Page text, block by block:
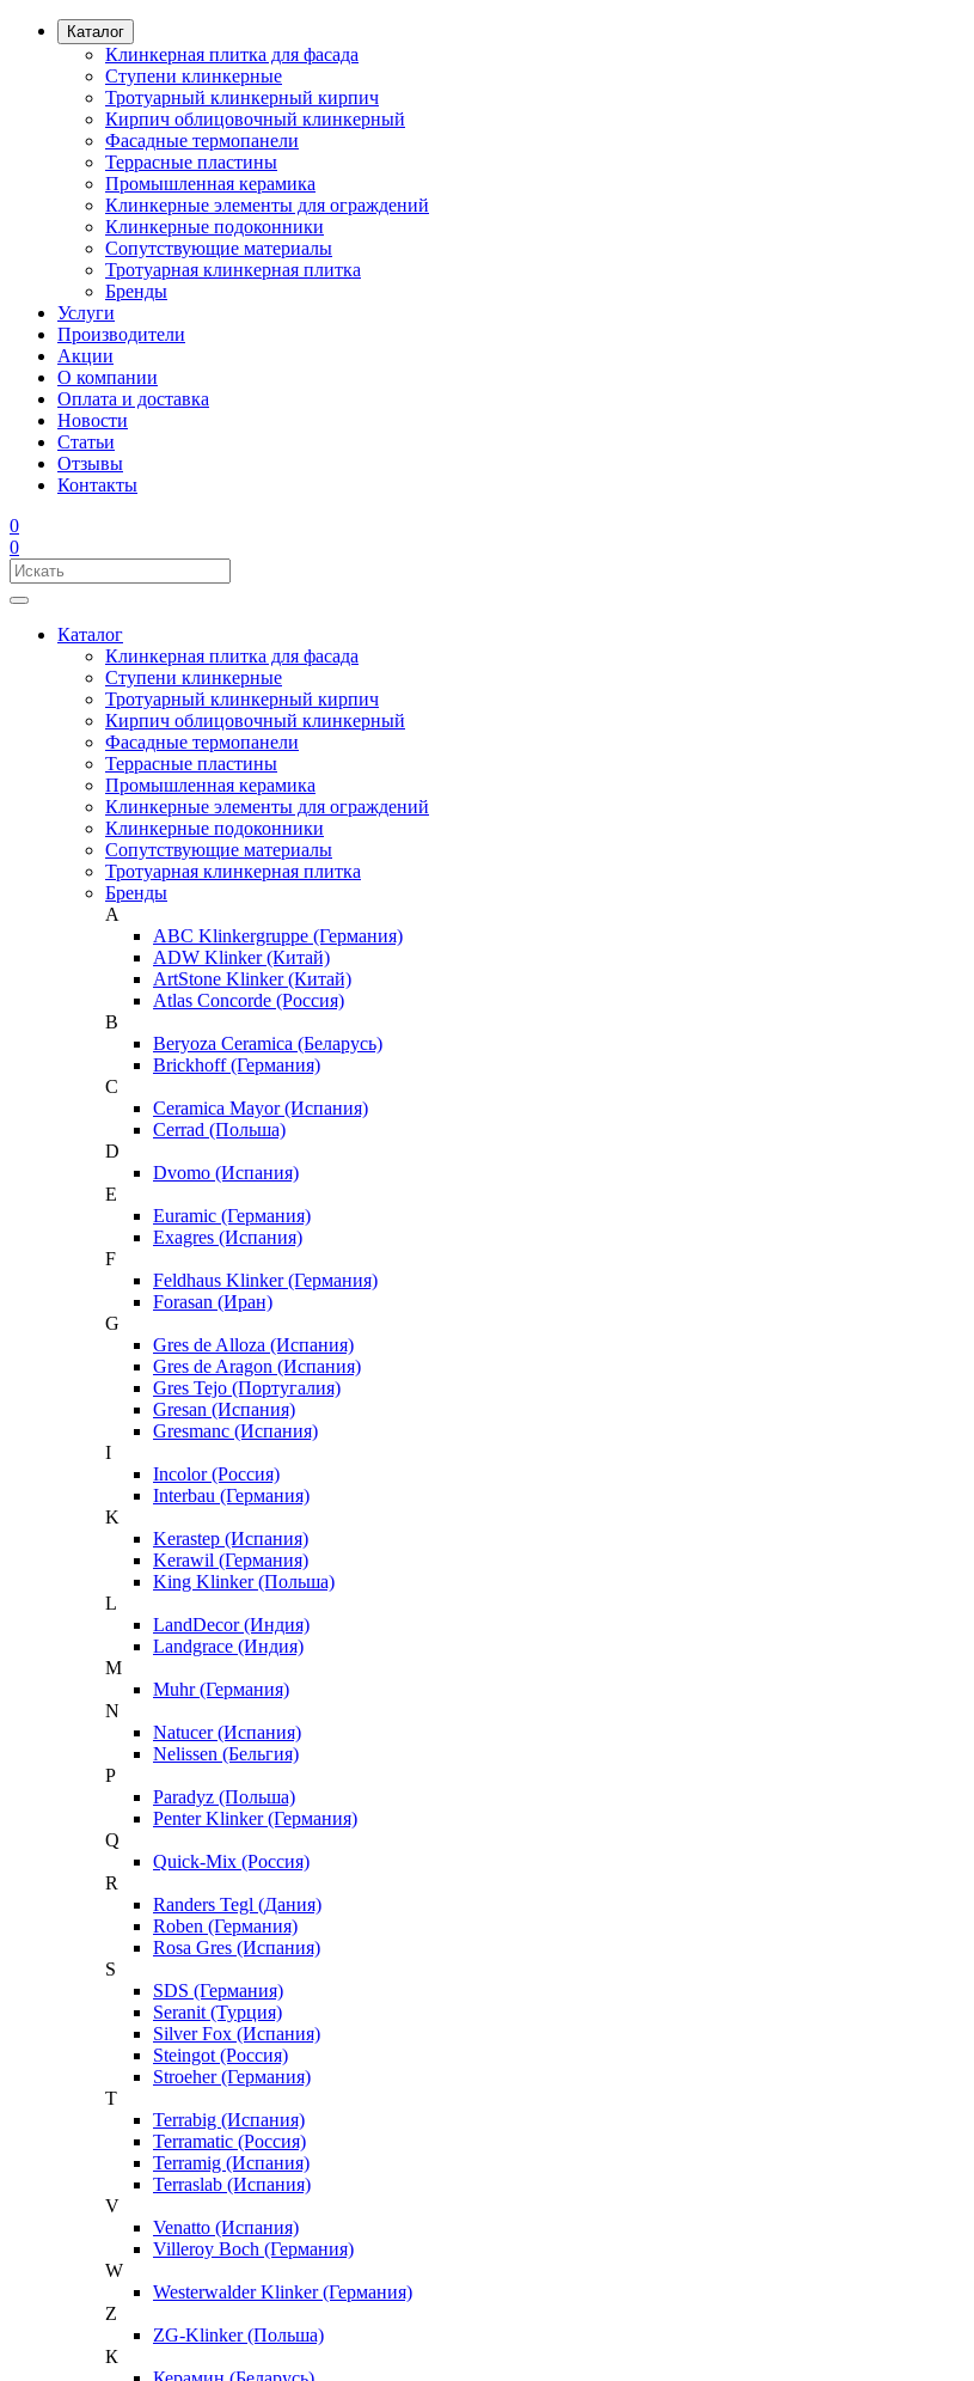
Каталог
Клинкерная плитка для фасада
Ступени клинкерные
Тротуарный клинкерный кирпич
Кирпич облицовочный клинкерный
Фасадные термопанели
Террасные пластины
Промышленная керамика
Клинкерные элементы для ограждений
Клинкерные подоконники
Сопутствующие материалы
Тротуарная клинкерная плитка
Бренды
Услуги
Производители
Акции
О компании
Оплата и доставка
Новости
Статьи
Отзывы
Контакты
0
0
Каталог
Клинкерная плитка для фасада
Ступени клинкерные
Тротуарный клинкерный кирпич
Кирпич облицовочный клинкерный
Фасадные термопанели
Террасные пластины
Промышленная керамика
Клинкерные элементы для ограждений
Клинкерные подоконники
Сопутствующие материалы
Тротуарная клинкерная плитка
Бренды
A
ABC Klinkergruppe (Германия)
ADW Klinker (Китай)
ArtStone Klinker (Китай)
Atlas Concorde (Россия)
B
Beryoza Ceramica (Беларусь)
Brickhoff (Германия)
C
Ceramica Mayor (Испания)
Cerrad (Польша)
D
Dvomo (Испания)
E
Euramic (Германия)
Exagres (Испания)
F
Feldhaus Klinker (Германия)
Forasan (Иран)
G
Gres de Alloza (Испания)
Gres de Aragon (Испания)
Gres Tejo (Португалия)
Gresan (Испания)
Gresmanc (Испания)
I
Incolor (Россия)
Interbau (Германия)
K
Kerastep (Испания)
Kerawil (Германия)
King Klinker (Польша)
L
LandDecor (Индия)
Landgrace (Индия)
M
Muhr (Германия)
N
Natucer (Испания)
Nelissen (Бельгия)
P
Paradyz (Польша)
Penter Klinker (Германия)
Q
Quick-Mix (Россия)
R
Randers Tegl (Дания)
Roben (Германия)
Rosa Gres (Испания)
S
SDS (Германия)
Seranit (Турция)
Silver Fox (Испания)
Steingot (Россия)
Stroeher (Германия)
T
Terrabig (Испания)
Terramatic (Россия)
Terramig (Испания)
Terraslab (Испания)
V
Venatto (Испания)
Villeroy Boch (Германия)
W
Westerwalder Klinker (Германия)
Z
ZG-Klinker (Польша)
К